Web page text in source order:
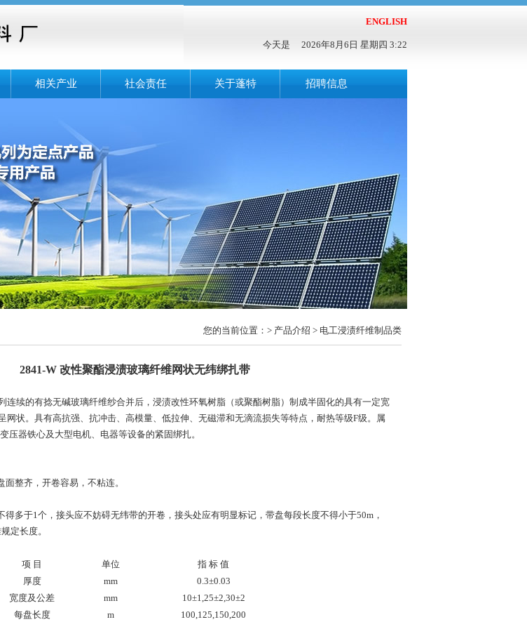
ENGLISH
今天是 2026年8月6日 星期四 3:22
相关产业 社会责任 关于蓬特 招聘信息
您的当前位置：> 产品介绍 > 电工浸渍纤维制品类
2841-W 改性聚酯浸渍玻璃纤维网状无纬绑扎带
连续的有捻无碱玻璃纤维纱合并后，浸渍改性环氧树脂（或聚酯树脂）制成半固化的具有一定宽
网状。具有高抗强、抗冲击、高模量、低拉伸、无磁滞和无滴流损失等特点，耐热等级F级。属
压器铁心及大型电机、电器等设备的紧固绑扎。
整齐，开卷容易，不粘连。
得多于1个，接头应不妨碍无纬带的开卷，接头处应有明显标记，带盘每段长度不得小于50m，
定长度。
项 目
单位
指 标 值
厚度
mm
0.3±0.03
宽度及公差
mm
10±1,25±2,30±2
每盘长度
m
100,125,150,200